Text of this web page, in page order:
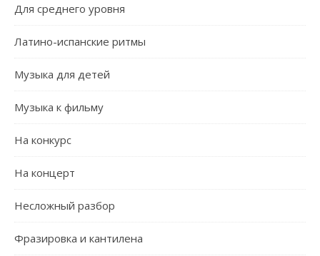
Для среднего уровня
Латино-испанские ритмы
Музыка для детей
Музыка к фильму
На конкурс
На концерт
Несложный разбор
Фразировка и кантилена